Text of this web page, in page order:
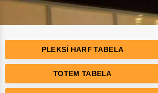
PLEKSI HARF TABELA
TOTEM TABELA